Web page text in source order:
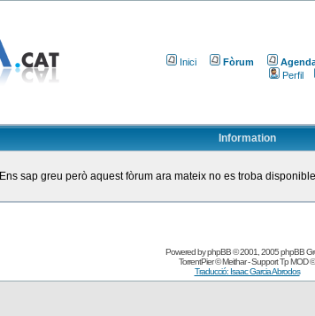
Inici Fòrum
Perfil
Information
Ens sap greu però aquest fòrum ara mateix no es troba
Powered byphpBB© 2001, 2005 phpBB
TorrentPier© Meithar - SupportTp MOD©
Traducció: Isaac Garcia Abrodos